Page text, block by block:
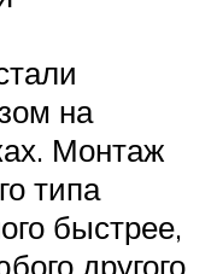
на
Монтаж
типа
быстрее,
другого